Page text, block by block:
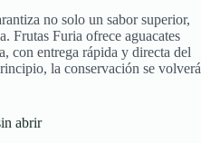
no solo un sabor superior,
Frutas Furia ofrece aguacates
con entrega rápida y directa del
la conservación se volverá
abrir